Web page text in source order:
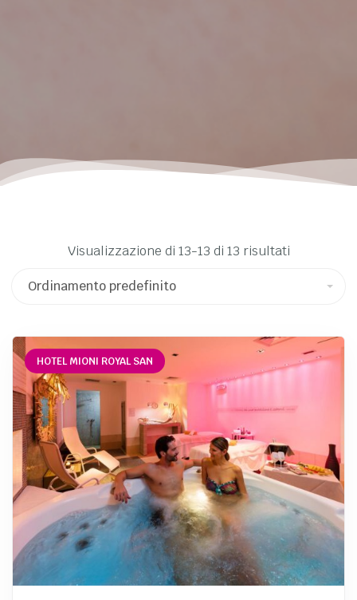
Visualizzazione di 13-13 di 13 risultati
HOTEL MIONI ROYAL SAN